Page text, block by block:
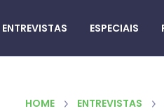
ENTREVISTAS ESPECIAIS
HOME ENTREVISTAS